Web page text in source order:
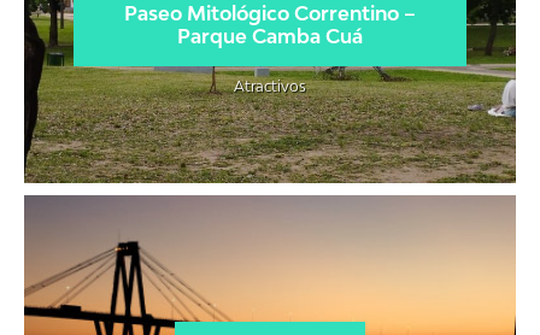
Paseo Mitológico Correntino –
Parque Camba Cuá
Atractivos